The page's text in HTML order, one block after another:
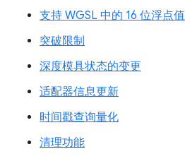
支持 WGSL 中的 16 位浮点值
突破限制
深度模具状态的变更
适配器信息更新
时间戳查询量化
清理功能